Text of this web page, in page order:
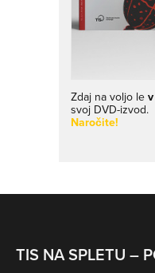
Zdaj na voljo le
svoj DVD-izvod.
Naročite!
TIS NA SPLETU –